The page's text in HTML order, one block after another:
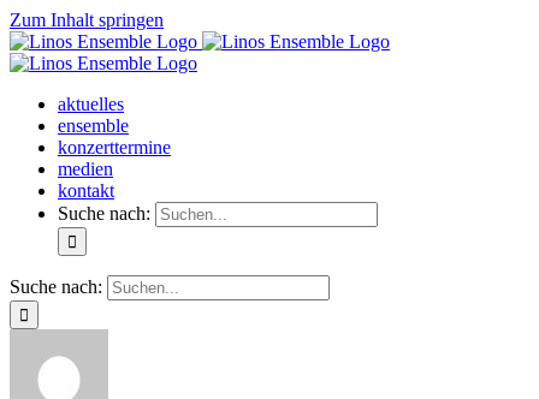
Zum Inhalt springen
aktuelles
ensemble
konzerttermine
medien
kontakt
Suche nach:
Suche nach: